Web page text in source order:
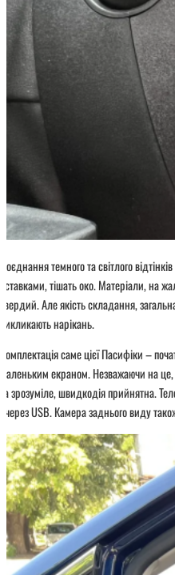
Поєднання темного та світлого
вставками, тішать око. Матеріали, на
твердий. Але якість складання,
викликають нарікань.
Комплектація саме цієї Пасифіки –
маленьким екраном. Незважаючи на
та зрозуміле, швидкодія прийнятна.
і через USB. Камера заднього виду